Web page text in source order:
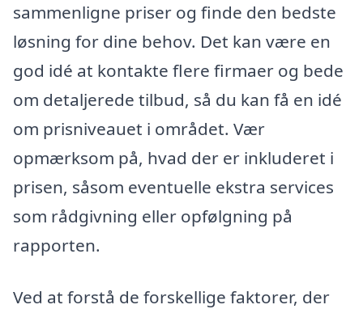
sammenligne priser og finde den bedste
løsning for dine behov. Det kan være en
god idé at kontakte flere firmaer og bede
om detaljerede tilbud, så du kan få en idé
om prisniveauet i området. Vær
opmærksom på, hvad der er inkluderet i
prisen, såsom eventuelle ekstra services
som rådgivning eller opfølgning på
rapporten.
Ved at forstå de forskellige faktorer, der